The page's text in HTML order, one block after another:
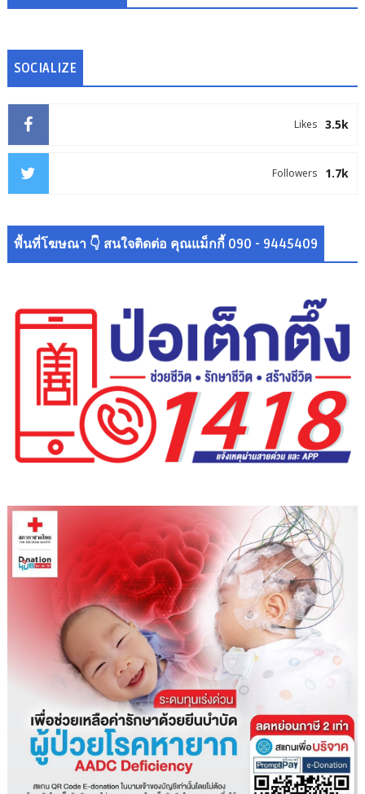
SOCIALIZE
3.5k
Likes
1.7k
Followers
พื้นที่โฆษณา 👇 สนใจติดต่อ คุณแม็กกี้ 090 - 9445409